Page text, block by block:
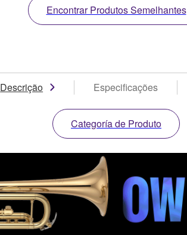
Encontrar Produtos Semelhantes
Descrição Especificações
Categoría de Produto